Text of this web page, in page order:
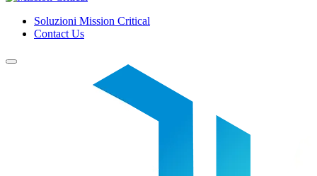
Soluzioni Mission Critical
Contact Us